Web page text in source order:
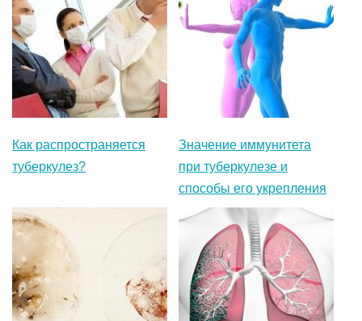
Как распространяется
туберкулез?
Значение иммунитета
при туберкулезе и
способы его укрепления